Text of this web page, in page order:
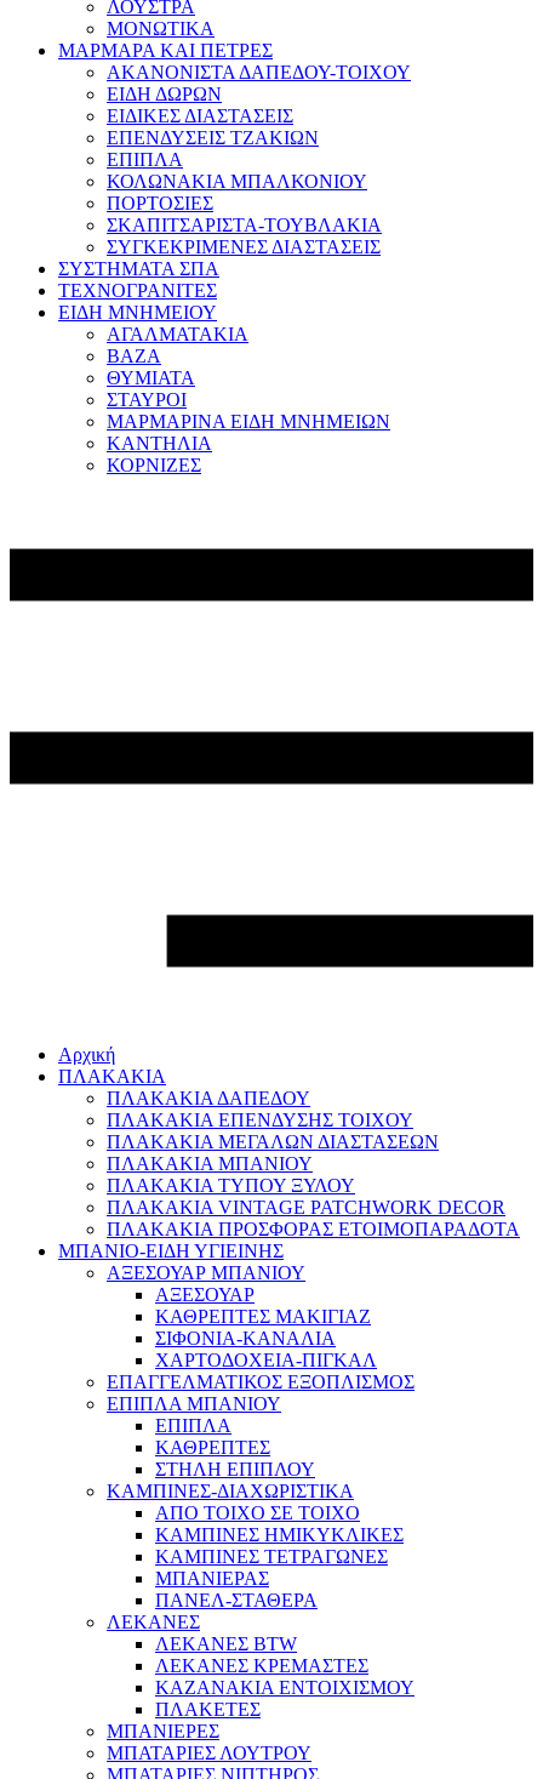
ΛΟΥΣΤΡΑ
ΜΟΝΩΤΙΚΑ
ΜΑΡΜΑΡΑ ΚΑΙ ΠΕΤΡΕΣ
ΑΚΑΝΟΝΙΣΤΑ ΔΑΠΕΔΟΥ-ΤΟΙΧΟΥ
ΕΙΔΗ ΔΩΡΩΝ
ΕΙΔΙΚΕΣ ΔΙΑΣΤΑΣΕΙΣ
ΕΠΕΝΔΥΣΕΙΣ ΤΖΑΚΙΩΝ
ΕΠΙΠΛΑ
ΚΟΛΩΝΑΚΙΑ ΜΠΑΛΚΟΝΙΟΥ
ΠΟΡΤΟΣΙΕΣ
ΣΚΑΠΙΤΣΑΡΙΣΤΑ-ΤΟΥΒΛΑΚΙΑ
ΣΥΓΚΕΚΡΙΜΕΝΕΣ ΔΙΑΣΤΑΣΕΙΣ
ΣΥΣΤΗΜΑΤΑ ΣΠΑ
ΤΕΧΝΟΓΡΑΝΙΤΕΣ
ΕΙΔΗ ΜΝΗΜΕΙΟΥ
ΑΓΑΛΜΑΤΑΚΙΑ
ΒΑΖΑ
ΘΥΜΙΑΤΑ
ΣΤΑΥΡΟΙ
ΜΑΡΜΑΡΙΝΑ ΕΙΔΗ ΜΝΗΜΕΙΩΝ
ΚΑΝΤΗΛΙΑ
ΚΟΡΝΙΖΕΣ
Αρχική
ΠΛΑΚΑΚΙΑ
ΠΛΑΚΑΚΙΑ ΔΑΠΕΔΟΥ
ΠΛΑΚΑΚΙΑ ΕΠΕΝΔΥΣΗΣ ΤΟΙΧΟΥ
ΠΛΑΚΑΚΙΑ ΜΕΓΑΛΩΝ ΔΙΑΣΤΑΣΕΩΝ
ΠΛΑΚΑΚΙΑ ΜΠΑΝΙΟΥ
ΠΛΑΚΑΚΙΑ ΤΥΠΟΥ ΞΥΛΟΥ
ΠΛΑΚΑΚΙΑ VINTAGE PATCHWORK DECOR
ΠΛΑΚΑΚΙΑ ΠΡΟΣΦΟΡΑΣ ΕΤΟΙΜΟΠΑΡΑΔΟΤΑ
ΜΠΑΝΙΟ-ΕΙΔΗ ΥΓΙΕΙΝΗΣ
ΑΞΕΣΟΥΑΡ ΜΠΑΝΙΟΥ
ΑΞΕΣΟΥΑΡ
ΚΑΘΡΕΠΤΕΣ ΜΑΚΙΓΙΑΖ
ΣΙΦΟΝΙΑ-ΚΑΝΑΛΙΑ
ΧΑΡΤΟΔΟΧΕΙΑ-ΠΙΓΚΑΛ
ΕΠΑΓΓΕΛΜΑΤΙΚΟΣ ΕΞΟΠΛΙΣΜΟΣ
ΕΠΙΠΛΑ ΜΠΑΝΙΟΥ
ΕΠΙΠΛΑ
ΚΑΘΡΕΠΤΕΣ
ΣΤΗΛΗ ΕΠΙΠΛΟΥ
ΚΑΜΠΙΝΕΣ-ΔΙΑΧΩΡΙΣΤΙΚΑ
ΑΠΟ ΤΟΙΧΟ ΣΕ ΤΟΙΧΟ
ΚΑΜΠΙΝΕΣ ΗΜΙΚΥΚΛΙΚΕΣ
ΚΑΜΠΙΝΕΣ ΤΕΤΡΑΓΩΝΕΣ
ΜΠΑΝΙΕΡΑΣ
ΠΑΝΕΛ-ΣΤΑΘΕΡΑ
ΛΕΚΑΝΕΣ
ΛΕΚΑΝΕΣ BTW
ΛΕΚΑΝΕΣ ΚΡΕΜΑΣΤΕΣ
ΚΑΖΑΝΑΚΙΑ ΕΝΤΟΙΧΙΣΜΟΥ
ΠΛΑΚΕΤΕΣ
ΜΠΑΝΙΕΡΕΣ
ΜΠΑΤΑΡΙΕΣ ΛΟΥΤΡΟΥ
ΜΠΑΤΑΡΙΕΣ ΝΙΠΤΗΡΟΣ